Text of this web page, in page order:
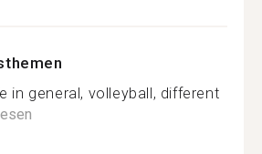
in general, volleyball, different